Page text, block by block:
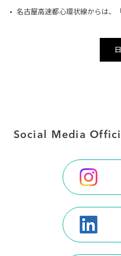
名古屋高速都心環状線からは、
Social Media